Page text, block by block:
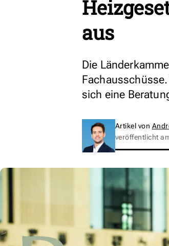
aus
Die
sich eine
Artikel von
veröffentlicht